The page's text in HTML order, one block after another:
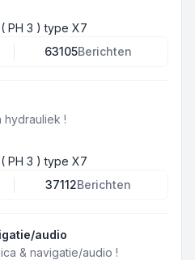
( PH 3 ) type X7
63105Berichten
hydrauliek !
( PH 3 ) type X7
37112Berichten
audio
& navigatie/audio !